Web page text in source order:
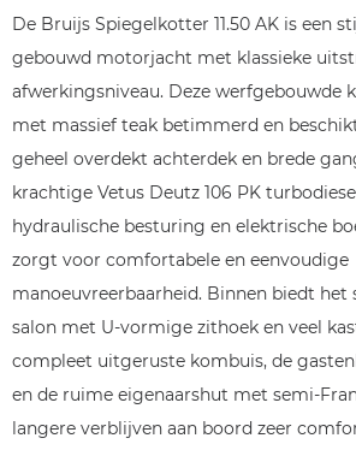
De Bruijs Spiegelkotter 11.50 AK is een
gebouwd motorjacht met klassieke
afwerkingsniveau. Deze werfgebouwde
met massief teak betimmerd en
geheel overdekt achterdek en brede
krachtige Vetus Deutz 106 PK
hydraulische besturing en elektrische
zorgt voor comfortabele en eenvoudige
manoeuvreerbaarheid. Binnen biedt het
salon met U-vormige zithoek en veel
compleet uitgeruste kombuis, de
en de ruime eigenaarshut met semi-
langere verblijven aan boord zeer